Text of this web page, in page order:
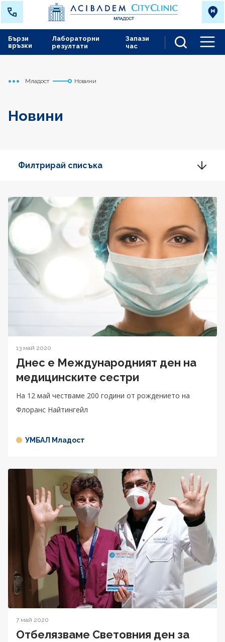
Лабораторни
резултати
Запази
час
Бързи
връзки
Начало
Младост Новини
Новини
Филтрирай списъка
13 май 2020
Днес е Международният ден на
медицинските сестри
На 12 май честваме 200 години от рождението на
Флоранс Найтингейл
УМБАЛ Младост
7 май 2020
Отбелязваме Световния ден за